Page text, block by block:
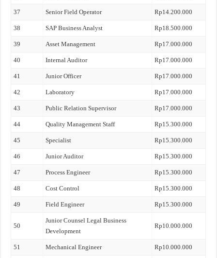
37 Senior Field Operator Rp14.200.000
38 SAP Business Analyst Rp18.500.000
39 Asset Management Rp17.000.000
40 Internal Auditor Rp17.000.000
41 Junior Officer Rp17.000.000
42 Laboratory Rp17.000.000
43 Public Relation Supervisor Rp17.000.000
44 Quality Management Staff Rp15.300.000
45 Specialist Rp15.300.000
46 Junior Auditor Rp15.300.000
47 Process Engineer Rp15.300.000
48 Cost Control Rp15.300.000
49 Field Engineer Rp15.300.000
50
Junior Counsel Legal Business
Development
Rp10.000.000
51 Mechanical Engineer Rp10.000.000